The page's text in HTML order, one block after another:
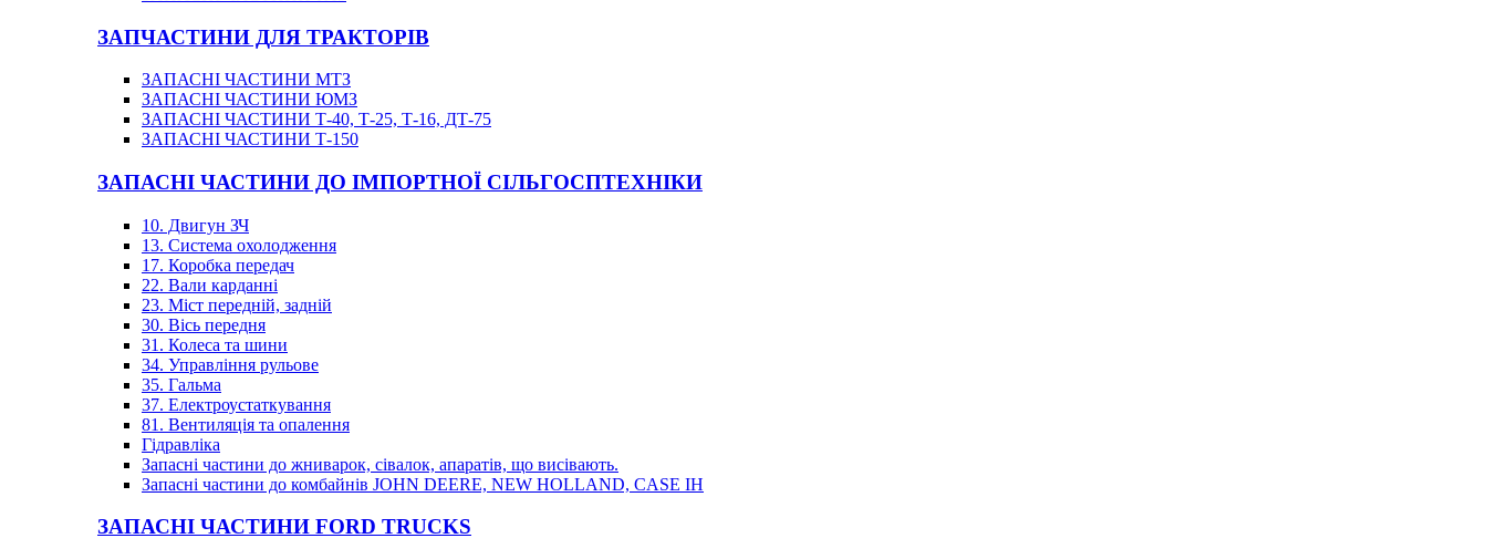
ЗАПЧАСТИНИ ДЛЯ ТРАКТОРІВ
ЗАПАСНІ ЧАСТИНИ МТЗ
ЗАПАСНІ ЧАСТИНИ ЮМЗ
ЗАПАСНІ ЧАСТИНИ Т-40, Т-25, Т-16, ДТ-75
ЗАПАСНІ ЧАСТИНИ Т-150
ЗАПАСНІ ЧАСТИНИ ДО ІМПОРТНОЇ СІЛЬГОСПТЕХНІКИ
10. Двигун ЗЧ
13. Система охолодження
17. Коробка передач
22. Вали карданні
23. Міст передній, задній
30. Вісь передня
31. Колеса та шини
34. Управління рульове
35. Гальма
37. Електроустаткування
81. Вентиляція та опалення
Гідравліка
Запасні частини до жниварок, сівалок, апаратів, що висівають.
Запасні частини до комбайнів JOHN DEERE, NEW HOLLAND, CASE IH
ЗАПАСНІ ЧАСТИНИ FORD TRUCKS